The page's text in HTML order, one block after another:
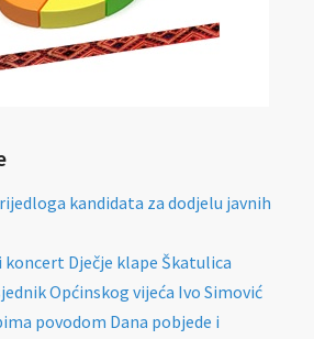
kandidata za dodjelu javnih
koncert Dječje klape Škatulica
Općinskog vijeća Ivo Simović
povodom Dana pobjede i